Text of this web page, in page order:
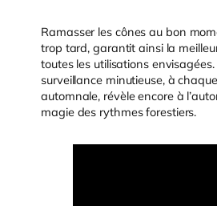
Ramasser les cônes au bon
trop tard, garantit ainsi la
toutes les utilisations
surveillance minutieuse, à
automnale, révèle encore à
magie des rythmes forestiers.